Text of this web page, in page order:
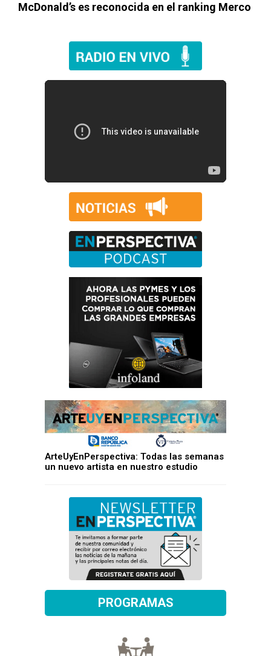
McDonald’s es reconocida en el ranking Merco
ArteUyEnPerspectiva: Todas las semanas
un nuevo artista en nuestro estudio
PROGRAMAS